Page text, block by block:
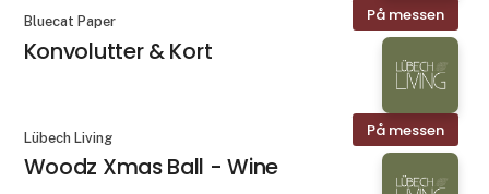
På messen
Bluecat Paper
Konvolutter & Kort
På messen
Lübech Living
Woodz Xmas Ball - Wine